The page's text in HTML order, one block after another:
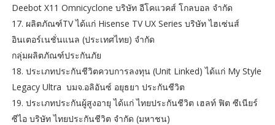
Deebot X11 Omnicyclone บริษัท อีโคแวคส์ โกลบอล จำกัด
17. ผลิตภัณฑ์TV ได้แก่ Hisense TV UX Series บริษัท ไฮเซ่นส์
อินเตอร์เนชั่นแนล (ประเทศไทย) จำกัด
กลุ่มผลิตภัณฑ์ประกันภัย
18. ประเภทประกันชีวิตควบการลงทุน (Unit Linked) ได้แก่ My Style
Legacy Ultra บมจ.อลิอันซ์ อยุธยา ประกันชีวิต
19. ประเภทประกันผู้สูงอายุ ได้แก่ ไทยประกันชีวิต เฮลท์ ฟิต ซีเนียร์
ซีไอ บริษัท ไทยประกันชีวิต จำกัด (มหาชน)